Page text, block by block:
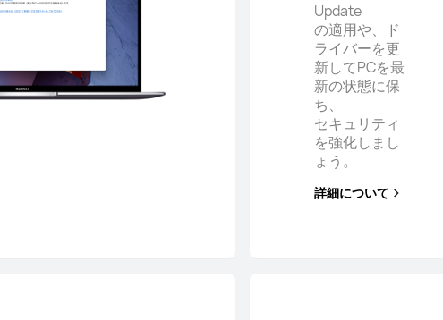
Update
の適用や、ド
ライバーを更
新してPCを最
新の状態に保
ち、
セキュリティ
を強化しまし
ょう。
詳細について